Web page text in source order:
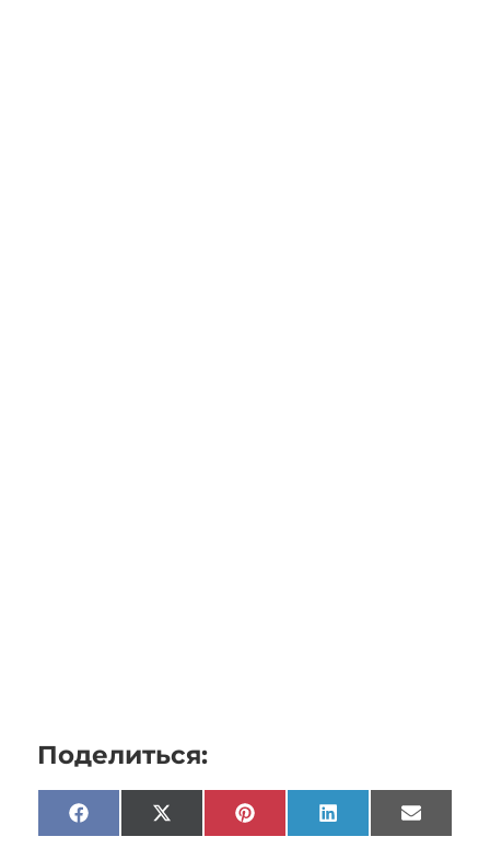
Поделиться:
Facebook X
(Twitter)
Pinterest LinkedIn Email